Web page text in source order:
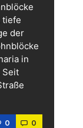
tiefe
der
in
Seit
0 0